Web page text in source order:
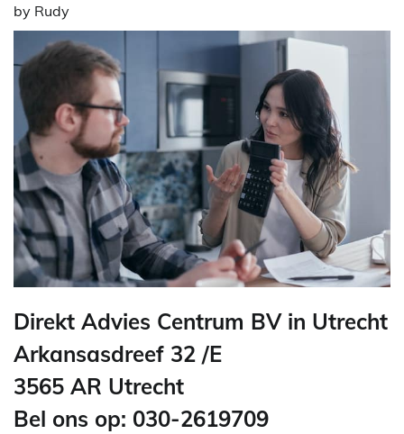
by Rudy
Direkt Advies Centrum BV in Utrecht
Arkansasdreef 32 /E
3565 AR Utrecht
Bel ons op: 030-2619709